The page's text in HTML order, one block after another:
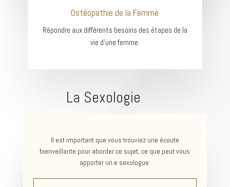
Ostéopathie de la Femme
Répondre aux différents besoins des étapes de la
vie d’une femme.
La Sexologie
Il est important que vous trouviez une écoute
bienveillante pour aborder ce sujet, ce que peut vous
apporter un.e sexologue.